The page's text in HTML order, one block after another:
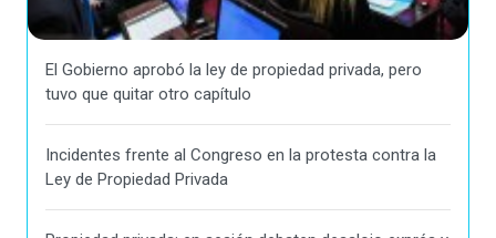
El Gobierno aprobó la ley de propiedad privada, pero
tuvo que quitar otro capítulo
Incidentes frente al Congreso en la protesta contra la
Ley de Propiedad Privada